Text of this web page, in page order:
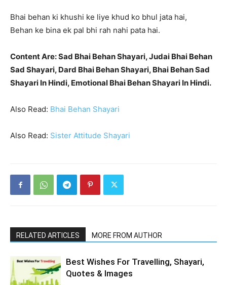
Bhai behan ki khushi ke liye khud ko bhul jata hai,
Behan ke bina ek pal bhi rah nahi pata hai.
Content Are: Sad Bhai Behan Shayari, Judai Bhai Behan
Sad Shayari, Dard Bhai Behan Shayari, Bhai Behan Sad
Shayari In Hindi, Emotional Bhai Behan Shayari In Hindi.
Also Read: Bhai Behan Shayari
Also Read: Sister Attitude Shayari
RELATED ARTICLES MORE FROM AUTHOR
Best Wishes For Travelling, Shayari,
Quotes & Images